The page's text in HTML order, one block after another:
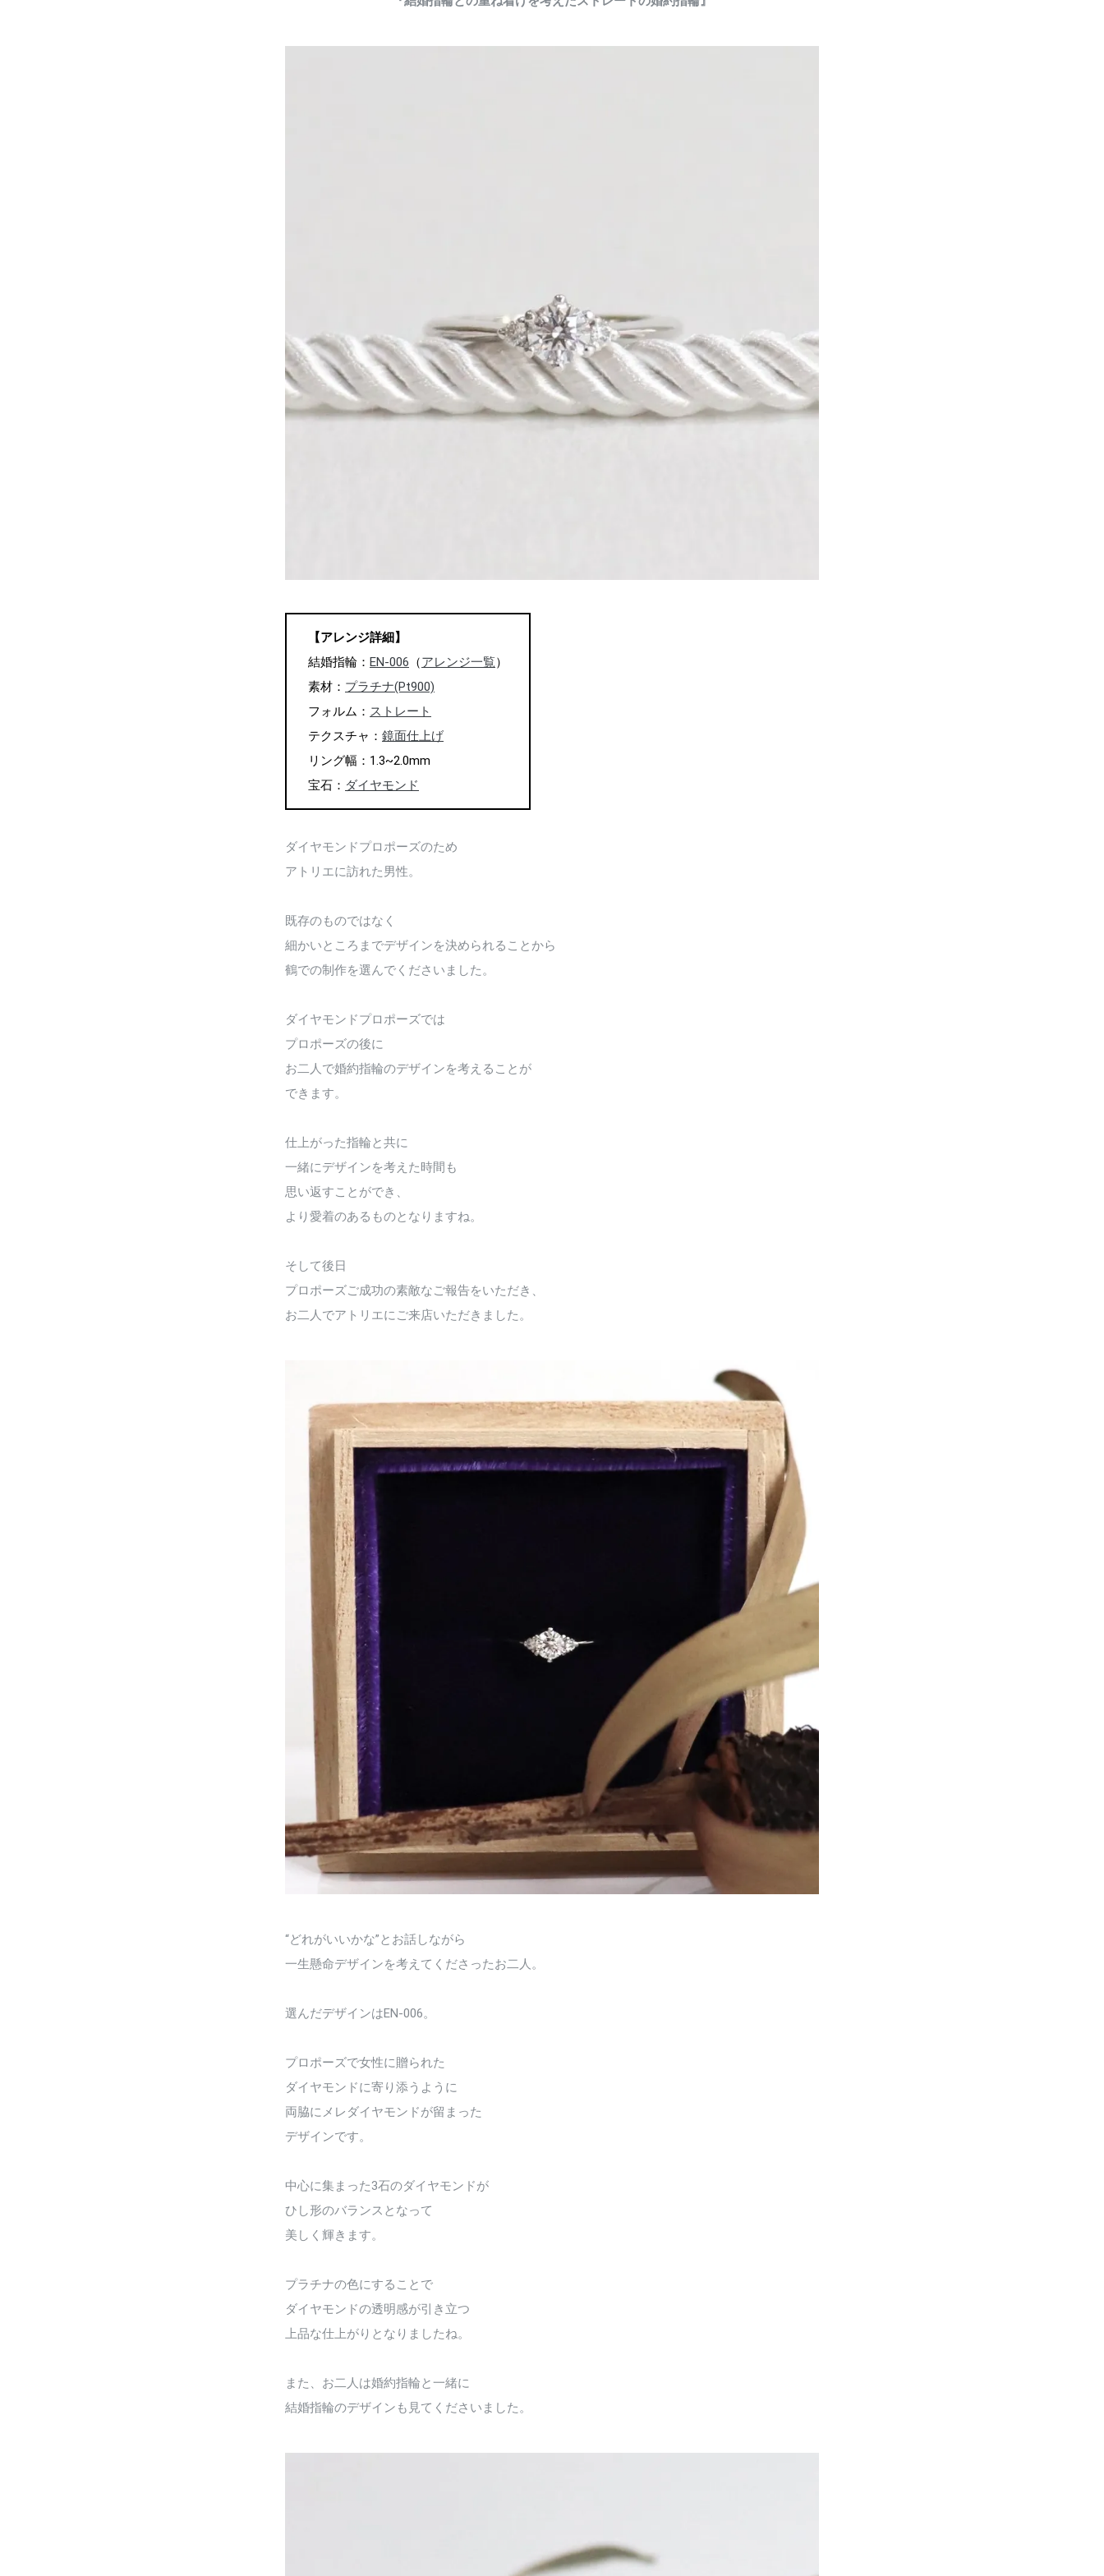
【アレンジ詳細】
結婚指輪： EN-006 （アレンジ一覧）
素材： プラチナ(Pt900)
フォルム： ストレート
テクスチャ： 鏡面仕上げ
リング幅：1.3~2.0mm
宝石： ダイヤモンド
ダイヤモンドプロポーズのため
アトリエに訪れた男性。
既存のものではなく
細かいところまでデザインを決められることから
鶴での制作を選んでくださいました。
ダイヤモンドプロポーズでは
プロポーズの後に
お二人で婚約指輪のデザインを考えることが
できます。
仕上がった指輪と共に
一緒にデザインを考えた時間も
思い返すことができ、
より愛着のあるものとなりますね。
そして後日
プロポーズご成功の素敵なご報告をいただき、
お二人でアトリエにご来店いただきました。
“どれがいいかな”とお話しながら
一生懸命デザインを考えてくださったお二人。
選んだデザインはEN-006。
プロポーズで女性に贈られた
ダイヤモンドに寄り添うように
両脇にメレダイヤモンドが留まった
デザインです。
中心に集まった3石のダイヤモンドが
ひし形のバランスとなって
美しく輝きます。
プラチナの色にすることで
ダイヤモンドの透明感が引き立つ
上品な仕上がりとなりましたね。
また、お二人は婚約指輪と一緒に
結婚指輪のデザインも見てくださいました。